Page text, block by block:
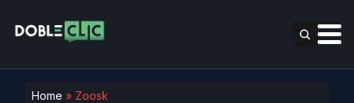
Home » Zoosk